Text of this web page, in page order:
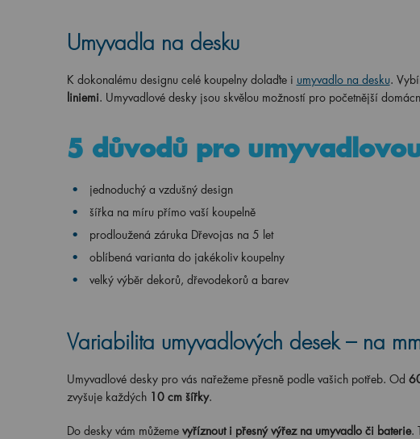
Umyvadla na desku
K dokonalému designu celé koupelny dolaďte i umyvadlo na desku.
liniemi. Umyvadlové desky jsou skvělou možností pro početnější
5 důvodů pro
jednoduchý a vzdušný design
šířka na míru přímo vaší koupelně
prodloužená záruka Dřevojas na 5 let
oblíbená varianta do jakékoliv koupelny
velký výběr dekorů, dřevodekorů a barev
Variabilita umyvadlových desek – na
Umyvadlové desky pro vás nařežeme přesně podle vašich potřeb. Od
zvyšuje každých 10 cm šířky.
Do desky vám můžeme vyříznout i přesný výřez na umyvadlo či baterie.